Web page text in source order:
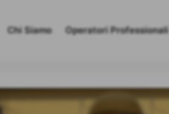
Chi Siamo Operatori Professionali